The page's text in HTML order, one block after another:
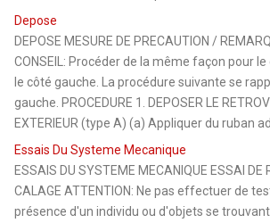
Depose
DEPOSE MESURE DE PRECAUTION /
CONSEIL: Procéder de la même façon pour
le côté gauche. La procédure suivante se
gauche. PROCEDURE 1. DEPOSER LE
EXTERIEUR (type A) (a) Appliquer du ruban
Essais Du Systeme Mecanique
ESSAIS DU SYSTEME MECANIQUE ESSAI DE
CALAGE ATTENTION: Ne pas effectuer de
présence d'un individu ou d'objets se